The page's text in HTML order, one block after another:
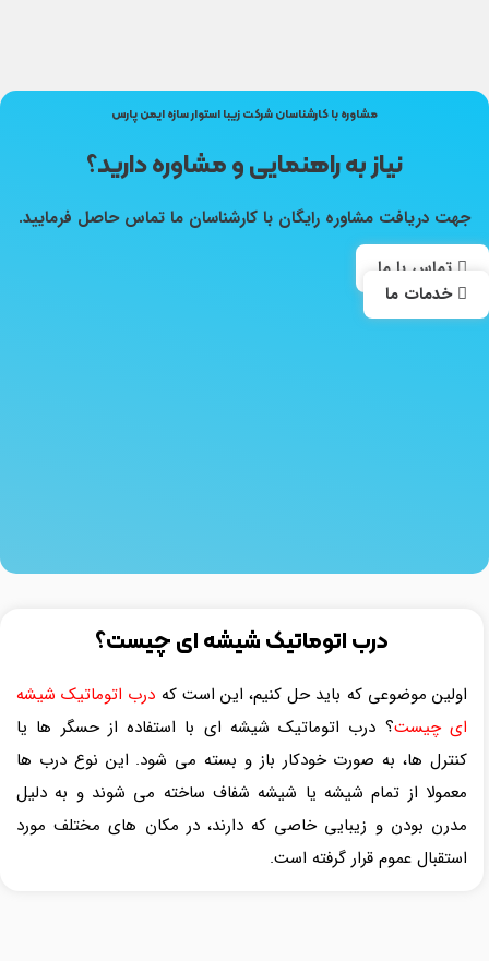
مشاوره با کارشناسان شرکت زیبا استوار سازه ایمن پارس
نیاز به راهنمایی و مشاوره دارید؟
جهت دریافت مشاوره رایگان با کارشناسان ما تماس حاصل فرمایید.
تماس با ما
خدمات ما
درب اتوماتیک شیشه ای چیست؟
اولین موضوعی که باید حل کنیم، این است کهدرب اتوماتیک شیشه
ای چیست؟ درب اتوماتیک شیشه ای با استفاده از حسگر ها یا
کنترل ها، به صورت خودکار باز و بسته می شود. این نوع درب ها
معمولا از تمام شیشه یا شیشه شفاف ساخته می شوند و به دلیل
مدرن بودن و زیبایی خاصی که دارند، در مکان های مختلف مورد
استقبال عموم قرار گرفته است.